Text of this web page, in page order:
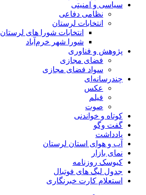
سیاسی و امنیتی
نظامی دفاعی
انتخابات لرستان
انتخابات شورا های لرستان
شورا شهر خرم‌آباد
پژوهش و فناوری
فضای مجازی
سواد فضای مجازی
چندرسانه‌ای
عكس
فیلم
صوت
کوتاه و خواندنی
گفت وگو
یادداشت
آب و هوای استان لرستان
نمای بازار
کیوسک روزنامه
جدول لیگ های فوتبال
استعلام کارت خبرنگاری